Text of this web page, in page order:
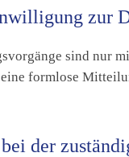
zur
sind nur
formlose
der